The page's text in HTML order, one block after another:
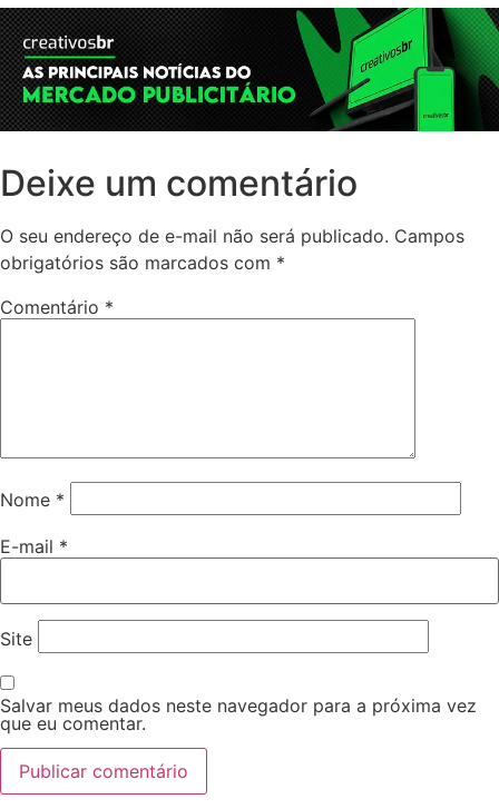
Deixe um comentário
O seu endereço de e-mail não será publicado. Campos
obrigatórios são marcados com *
Comentário *
Nome *
E-mail *
Site
Salvar meus dados neste navegador para a próxima vez
que eu comentar.